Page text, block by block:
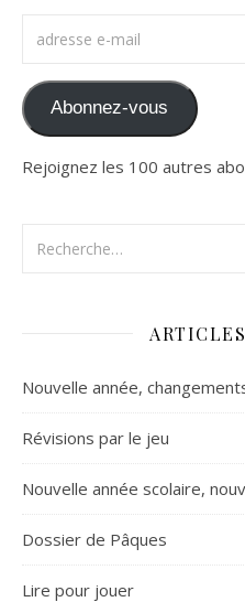
Abonnez-vous
Rejoignez les 100 autres
Nouvelle année,
Révisions par le jeu
Nouvelle année scolaire,
Dossier de Pâques
Lire pour jouer